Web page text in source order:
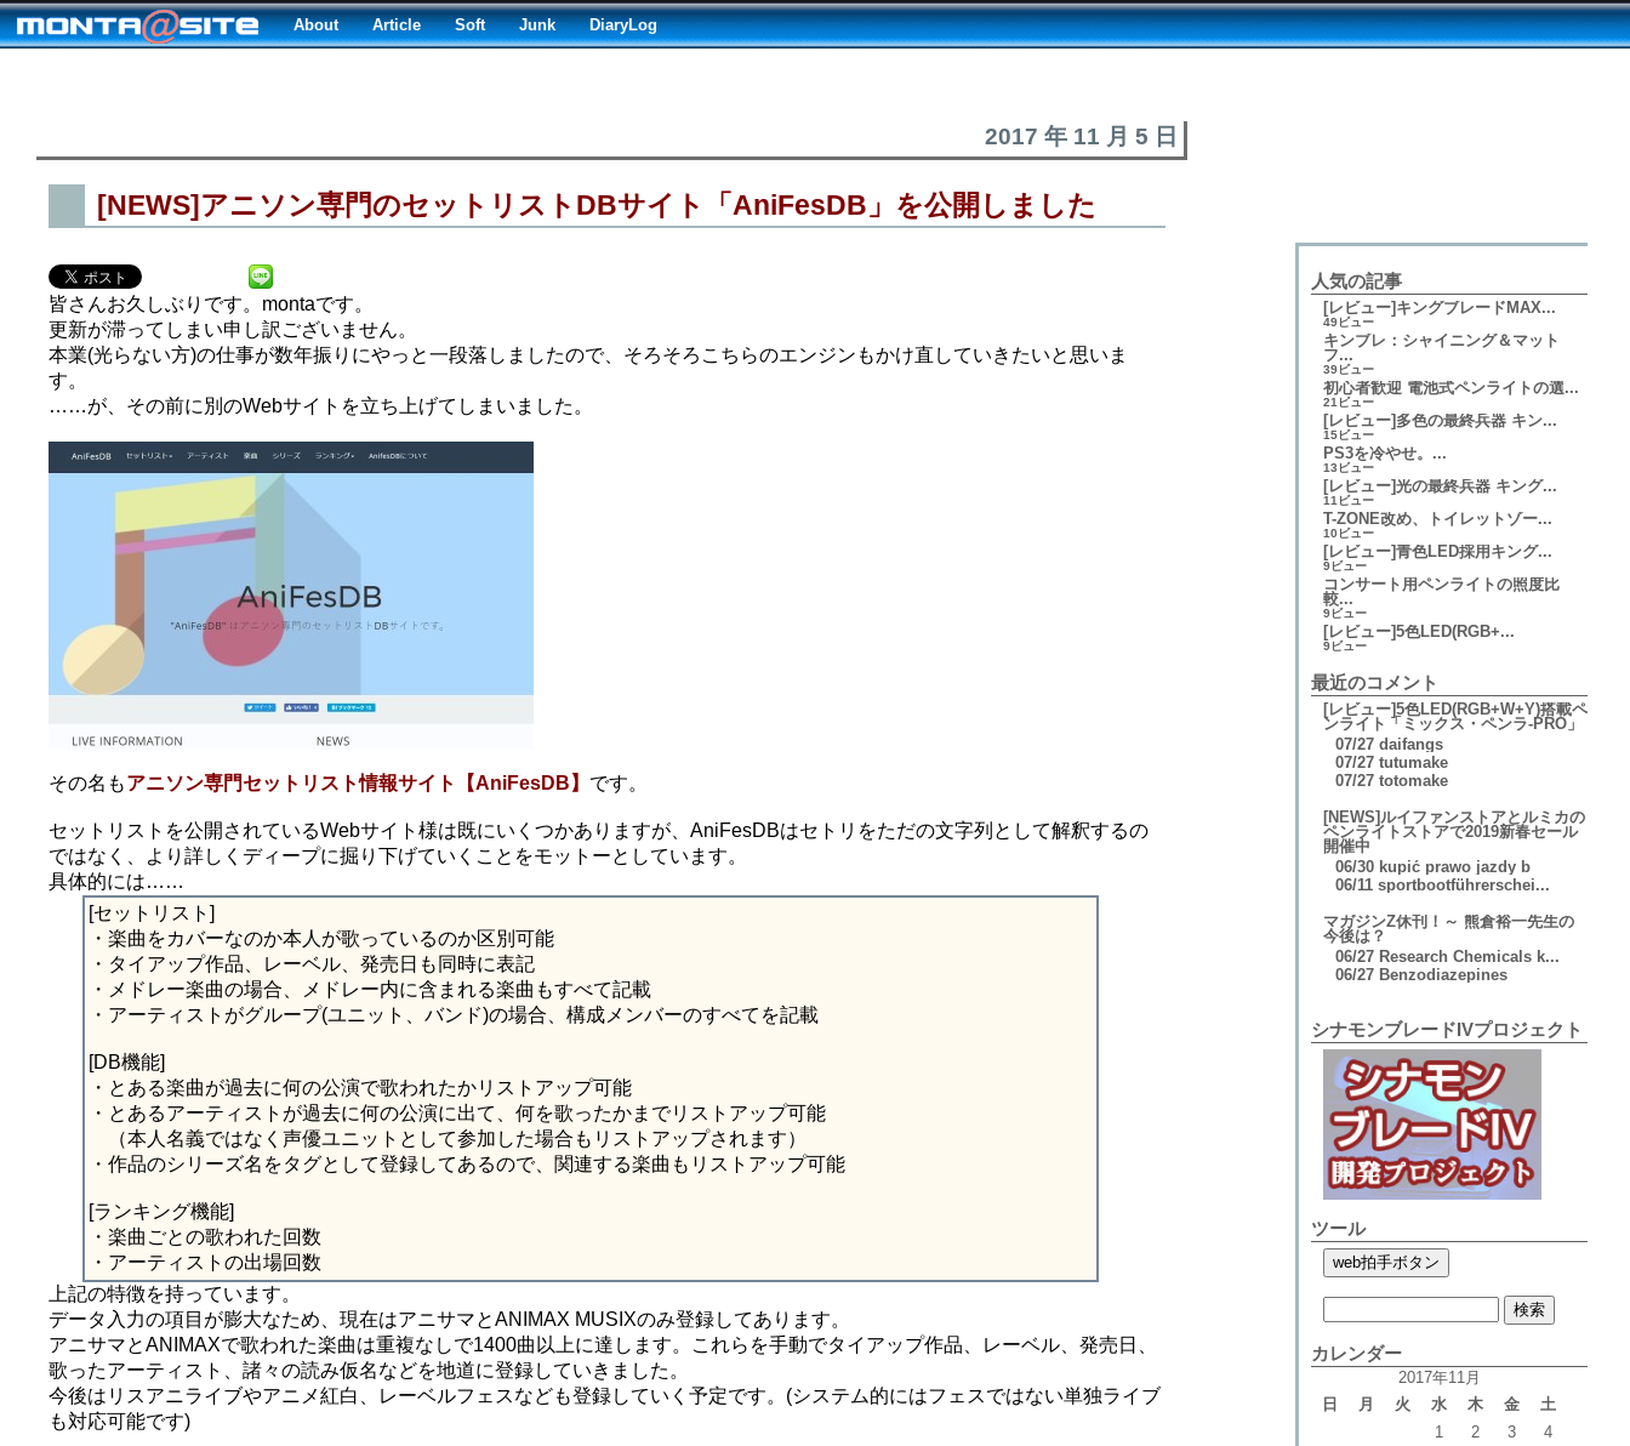
About Article Soft Junk DiaryLog
2017 年 11 月 5 日
[NEWS]アニソン専門のセットリストDBサイト「AniFesDB」を公開しました
皆さんお久しぶりです。montaです。
更新が滞ってしまい申し訳ございません。
本業(光らない方)の仕事が数年振りにやっと一段落しましたので、そろそろこちらのエンジンもかけ直していきたいと思いま
す。
……が、その前に別のWebサイトを立ち上げてしまいました。
その名もアニソン専門セットリスト情報サイト【AniFesDB】 です。
セットリストを公開されているWebサイト様は既にいくつかありますが、AniFesDBはセトリをただの文字列として解釈するの
ではなく、より詳しくディープに掘り下げていくことをモットーとしています。
具体的には……
[セットリスト]
・楽曲をカバーなのか本人が歌っているのか区別可能
・タイアップ作品、レーベル、発売日も同時に表記
・メドレー楽曲の場合、メドレー内に含まれる楽曲もすべて記載
・アーティストがグループ(ユニット、バンド)の場合、構成メンバーのすべてを記載
[DB機能]
・とある楽曲が過去に何の公演で歌われたかリストアップ可能
・とあるアーティストが過去に何の公演に出て、何を歌ったかまでリストアップ可能
（本人名義ではなく声優ユニットとして参加した場合もリストアップされます）
・作品のシリーズ名をタグとして登録してあるので、関連する楽曲もリストアップ可能
[ランキング機能]
・楽曲ごとの歌われた回数
・アーティストの出場回数
上記の特徴を持っています。
データ入力の項目が膨大なため、現在はアニサマとANIMAX MUSIXのみ登録してあります。
アニサマとANIMAXで歌われた楽曲は重複なしで1400曲以上に達します。これらを手動でタイアップ作品、レーベル、発売日、
歌ったアーティスト、諸々の読み仮名などを地道に登録していきました。
今後はリスアニライブやアニメ紅白、レーベルフェスなども登録していく予定です。(システム的にはフェスではない単独ライブ
も対応可能です)
人気の記事
[レビュー]キングブレードMAX...
49ビュー
キンブレ：シャイニング＆マット
フ...
39ビュー
初心者歓迎 電池式ペンライトの選...
21ビュー
[レビュー]多色の最終兵器 キン...
15ビュー
PS3を冷やせ。...
13ビュー
[レビュー]光の最終兵器 キング...
11ビュー
T-ZONE改め、トイレットゾー...
10ビュー
[レビュー]青色LED採用キング...
9ビュー
コンサート用ペンライトの照度比
較...
9ビュー
[レビュー]5色LED(RGB+...
9ビュー
最近のコメント
[レビュー]5色LED(RGB+W+Y)搭載ペ
ンライト「ミックス・ペンラ-PRO」
07/27 daifangs
07/27 tutumake
07/27 totomake
[NEWS]ルイファンストアとルミカの
ペンライトストアで2019新春セール
開催中
06/30 kupić prawo jazdy b
06/11 sportbootführerschei...
マガジンZ休刊！～ 熊倉裕一先生の
今後は？
06/27 Research Chemicals k...
06/27 Benzodiazepines
シナモンブレードIVプロジェクト
ツール
カレンダー
2017年11月
日
月 火 水 木 金 土
1 2 3
4